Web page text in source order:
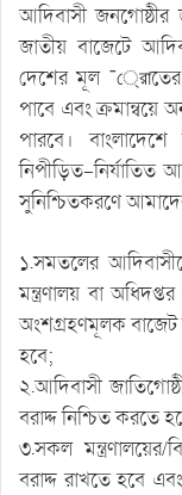
আদিবাসী
জাতীয় বাজেটে
দেশের মূল
পাবে এবং ক্রমান্বয়ে
পারবে।
নিপীড়িত-নির্যাতিত
সুনিশ্চিতকরণে
১.সমতলের
মন্ত্রণালয় বা
অংশগ্রহণমূলক বাজেট
হবে;
২.আদিবাসী
বরাদ্দ নিশ্চিত করতে
৩.সকল মন্ত্রণালয়ের/
বরাদ্দ রাখতে হবে